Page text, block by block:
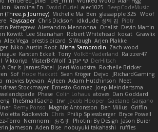
Karolina En David Curiel alec1025
BeepCodeMusic
(Three.js Journey) Michelle Ma Ben glassapple 325 Woof
Rayscaper Chris Dickson idkdude 성익 김 Piotr
Pettegrew Alessandro Mennonna Onalist Devin Martin
Kowitt Lee Stranahan Robert Whitehead kocat Grawlix
Alex Vega orestis picard S Waugh Arjen Plakke
Niko Austin Root Misha Samorodin Zach wood
Karsten Eckelt Tony VolkEnVaderland Raizzer47
Viktoriya MisterBKWolf שי יעקוב DerHitsch
Car Is James Patel Joeri Woudstra Rochelle Bricker
Sof Hope Hackett Sven Kröger Dejvo
JRichardGaming
movies byevan Ayleen Adam Hutchinson Neet
Stockmayer Ernesto Gomez Joep Meindertsma
Phase Colin Lohaus atoves Dan Goddard
TheSmallGacha trvr Jacob Hooper Gaetano Gargano
Remy Ponso Magnús Antonsson Ben Milius Griffin
Violetta Radkevich Chris Philip Spiessberger Bryce Powell
Torro Nemnomi おるす Photini By Design Jason Buier
Jameson Aden Bise nobuyuki takahashi
ruffles